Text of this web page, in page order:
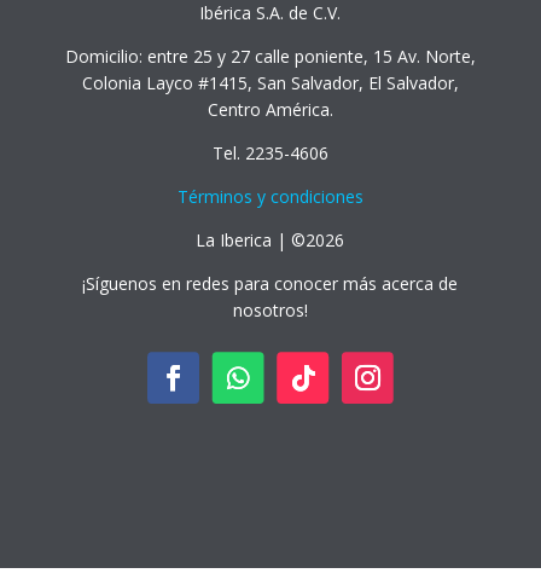
Ibérica S.A. de C.V.
Domicilio: entre 25 y 27 calle poniente, 15 Av. Norte,
Colonia Layco #1415, San Salvador, El Salvador,
Centro América.
Tel. 2235-4606
Términos y condiciones
La Iberica | ©2026
¡Síguenos en redes para conocer más acerca de
nosotros!